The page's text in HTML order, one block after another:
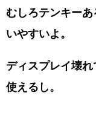
むしろテンキー
いやすいよ。
ディスプレイ壊
使えるし。